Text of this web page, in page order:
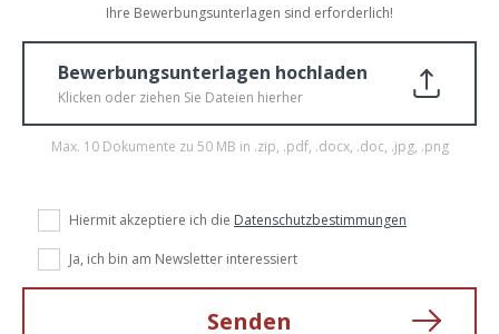
Ihre Bewerbungsunterlagen sind erforderlich!
Bewerbungsunterlagen hochladen
Klicken oder ziehen Sie Dateien hierher
Max. 10 Dokumente zu 50 MB in .zip, .pdf, .docx, .doc, .jpg, .png
Hiermit akzeptiere ich die Datenschutzbestimmungen
Ja, ich bin am Newsletter interessiert
Senden